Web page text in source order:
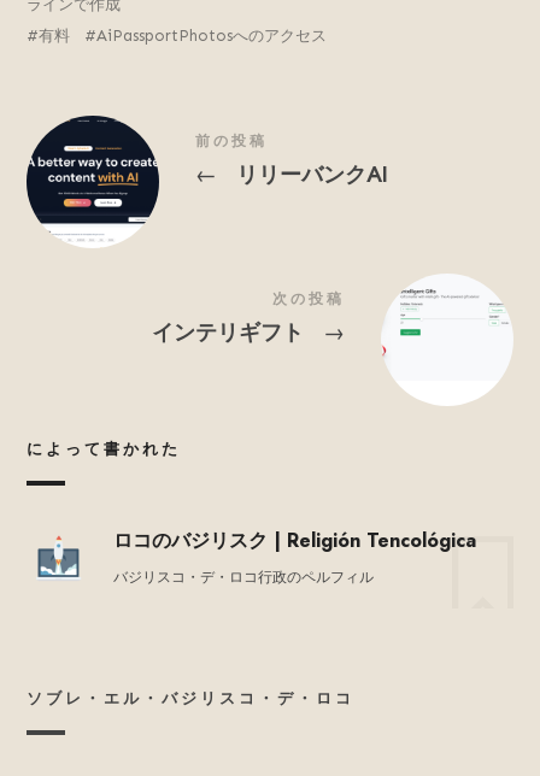
ラインで作成
有料
AiPassportPhotosへのアクセス
前の投稿
← リリーバンクAI
次の投稿
インテリギフト →
によって書かれた
ロコのバジリスク | Religión Tencológica
バジリスコ・デ・ロコ行政のペルフィル
ソブレ・エル・バジリスコ・デ・ロコ